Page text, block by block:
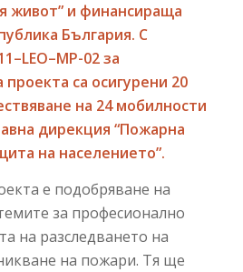
живот” и финансираща
България. С
–LEO–MP-02 за
са осигурени 20
на 24 мобилности
дирекция “Пожарна
на населението”.
е подобряване на
за професионално
на разследването на
на пожари. Тя ще